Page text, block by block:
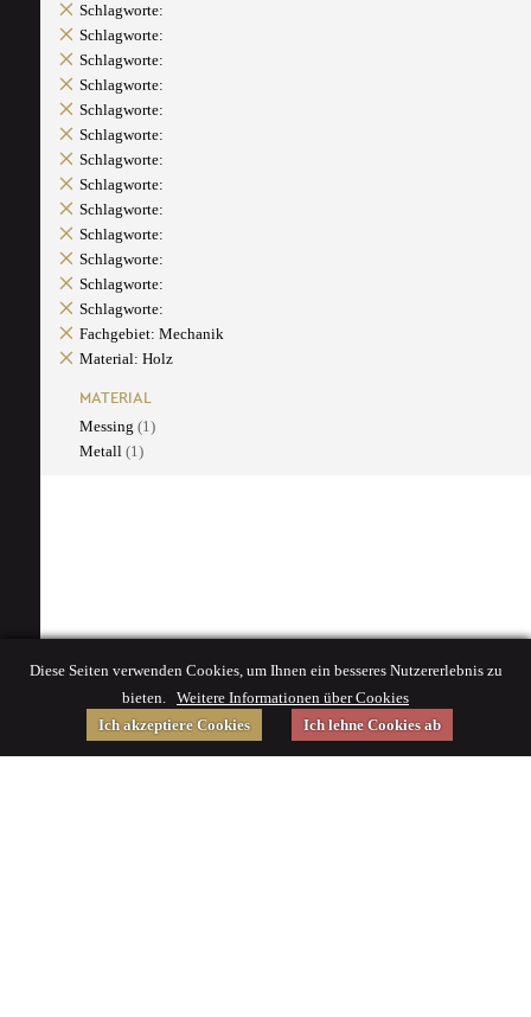
Schlagworte:
Schlagworte:
Schlagworte:
Schlagworte:
Schlagworte:
Schlagworte:
Schlagworte:
Schlagworte:
Schlagworte:
Schlagworte:
Schlagworte:
Schlagworte:
Schlagworte:
Fachgebiet: Mechanik
Material: Holz
MATERIAL
Messing (1)
Metall (1)
Diese Seiten verwenden Cookies, um Ihnen ein besseres Nutzererlebnis zu
bieten. Weitere Informationen über Cookies
Ich akzeptiere Cookies
Ich lehne Cookies ab